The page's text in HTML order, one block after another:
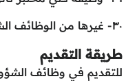
٣٠- غيرها من الوظائف الشاغرة الأخرى.
طريقة التقديم
للتقديم في وظائف